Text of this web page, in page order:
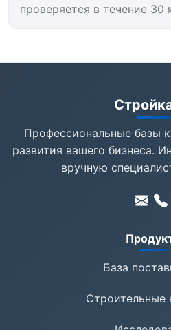
проверяется в течение
Профессиональные базы
развития вашего бизнеса.
вручную
База
Строительные